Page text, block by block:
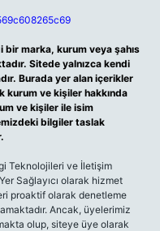
marka, kurum veya şahıs
Sitede yalnızca kendi
Burada yer alan içerikler
kurum ve kişiler hakkında
ve kişiler ile isim
bilgiler taslak
Teknolojileri ve İletişim
Sağlayıcı olarak hizmet
proaktif olarak denetleme
Ancak, üyelerimiz
olup, siteye üye olarak